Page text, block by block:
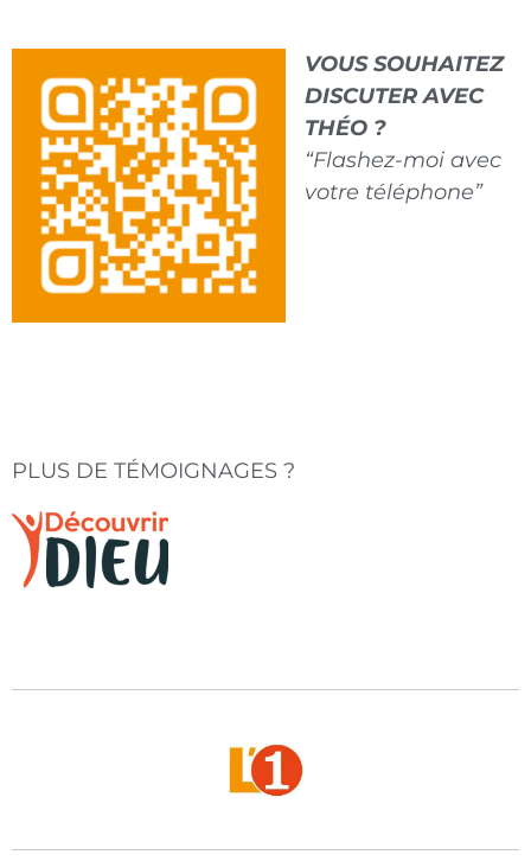
VOUS SOUHAITEZ
DISCUTER AVEC
THÉO ?
“Flashez-moi avec
votre téléphone”
PLUS DE TÉMOIGNAGES ?